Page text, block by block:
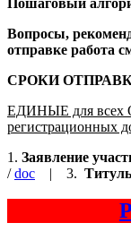
Вопросы,
отправке работа
СРОКИ
ЕДИНЫЕ для всех
регистрационных
1. Заявление
/doc | 3.